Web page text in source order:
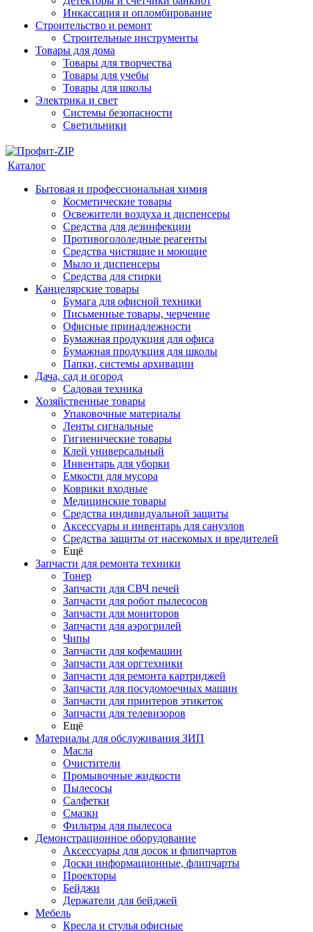
Инкассация и опломбирование
Строительство и ремонт
Строительные инструменты
Товары для дома
Товары для творчества
Товары для учебы
Товары для школы
Электрика и свет
Системы безопасности
Светильники
Каталог
Бытовая и профессиональная химия
Косметические товары
Освежители воздуха и диспенсеры
Средства для дезинфекции
Противогололедные реагенты
Средства чистящие и моющие
Мыло и диспенсеры
Средства для стирки
Канцелярские товары
Бумага для офисной техники
Письменные товары, черчение
Офисные принадлежности
Бумажная продукция для офиса
Бумажная продукция для школы
Папки, системы архивации
Дача, сад и огород
Садовая техника
Хозяйственные товары
Упаковочные материалы
Ленты сигнальные
Гигиенические товары
Клей универсальный
Инвентарь для уборки
Емкости для мусора
Коврики входные
Медицинские товары
Средства индивидуальной защиты
Аксессуары и инвентарь для санузлов
Средства защиты от насекомых и вредителей
Ещё
Запчасти для ремонта техники
Тонер
Запчасти для СВЧ печей
Запчасти для робот пылесосов
Запчасти для мониторов
Запчасти для аэрогрилей
Чипы
Запчасти для кофемашин
Запчасти для оргтехники
Запчасти для ремонта картриджей
Запчасти для посудомоечных машин
Запчасти для принтеров этикеток
Запчасти для телевизоров
Ещё
Материалы для обслуживания ЗИП
Масла
Очистители
Промывочные жидкости
Пылесосы
Салфетки
Смазки
Фильтры для пылесоса
Демонстрационное оборудование
Аксессуары для досок и флипчартов
Доски информационные, флипчарты
Проекторы
Бейджи
Держатели для бейджей
Мебель
Кресла и стулья офисные